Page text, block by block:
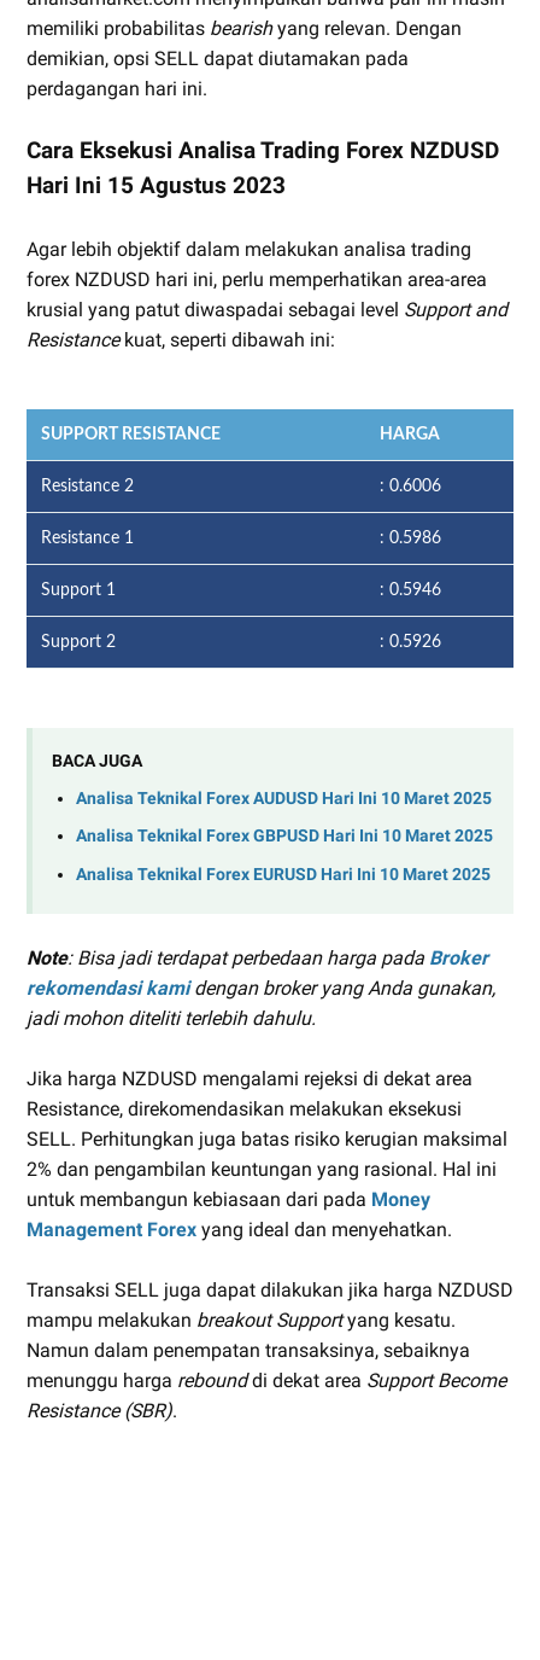
memiliki probabilitas bearishyang relevan. Dengan
demikian, opsi SELL dapat diutamakan pada
perdagangan hari ini.
Cara Eksekusi Analisa Trading Forex NZDUSD
Hari Ini 15 Agustus 2023
Agar lebih objektif dalam melakukan analisa trading
forex NZDUSD hari ini, perlu memperhatikan area-area
krusial yang patut diwaspadai sebagai level Support and
Resistancekuat, seperti dibawah ini:
SUPPORT RESISTANCE HARGA
Resistance 2 : 0.6006
Resistance 1 : 0.5986
Support 1 : 0.5946
Support 2 : 0.5926
BACA JUGA
Analisa Teknikal Forex AUDUSD Hari Ini 10 Maret 2025
Analisa Teknikal Forex GBPUSD Hari Ini 10 Maret 2025
Analisa Teknikal Forex EURUSD Hari Ini 10 Maret 2025
Note: Bisa jadi terdapat perbedaan harga pada Broker
rekomendasi kamidengan broker yang Anda gunakan,
jadi mohon diteliti terlebih dahulu.
Jika harga NZDUSD mengalami rejeksi di dekat area
Resistance, direkomendasikan melakukan eksekusi
SELL. Perhitungkan juga batas risiko kerugian maksimal
2% dan pengambilan keuntungan yang rasional. Hal ini
untuk membangun kebiasaan dari pada Money
Management Forex yang ideal dan menyehatkan.
Transaksi SELL juga dapat dilakukan jika harga NZDUSD
mampu melakukan breakout Supportyang kesatu.
Namun dalam penempatan transaksinya, sebaiknya
menunggu harga rebounddi dekat area Support Become
Resistance (SBR).